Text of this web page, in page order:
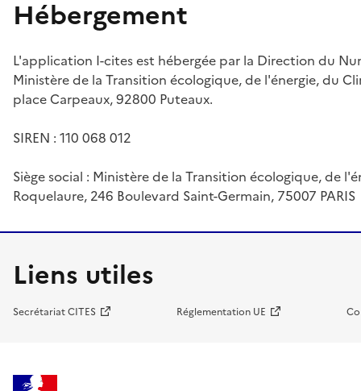
Hébergement
L'application I-cites est hébergée par la Direction du
Ministère de la Transition écologique, de l'énergie, du
place Carpeaux, 92800 Puteaux.
SIREN : 110 068 012
Siège social : Ministère de la Transition écologique, de
Roquelaure, 246 Boulevard Saint-Germain, 75007 PARIS
Liens utiles
Secrétariat CITES Réglementation UE